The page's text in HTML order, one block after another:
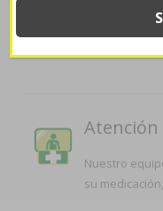
SERVICIOS
LA
Nuestro
su